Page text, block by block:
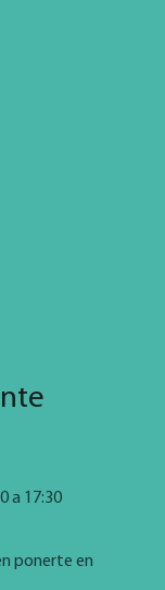
a 17:30
ponerte en